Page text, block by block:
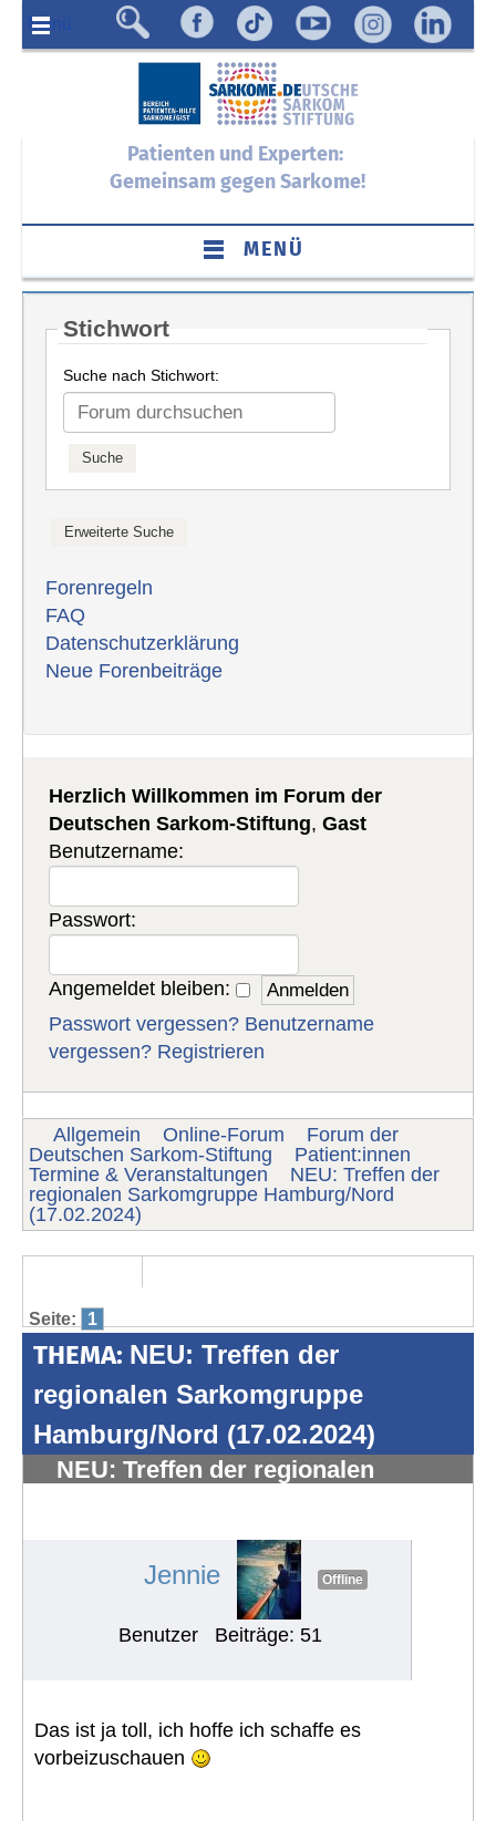
Menü
Patienten und Experten:
Gemeinsam gegen Sarkome!
MENÜ
Stichwort
Suche nach Stichwort:
Forenregeln
FAQ
Datenschutzerklärung
Neue Forenbeiträge
Herzlich Willkommen im Forum der
Deutschen Sarkom-Stiftung,Gast
Benutzername:
Passwort:
Angemeldet bleiben:
Passwort vergessen? Benutzername
vergessen? Registrieren
Allgemein Online-Forum
Forum der
Deutschen Sarkom-Stiftung
Patient:innen
Termine & Veranstaltungen
NEU: Treffen der
regionalen Sarkomgruppe Hamburg/Nord
(17.02.2024)
Seite: 1
THEMA: NEU: Treffen der
regionalen Sarkomgruppe
Hamburg/Nord (17.02.2024)
NEU: Treffen der regionalen
Jennie Offline
Benutzer Beiträge: 51
Das ist ja toll, ich hoffe ich schaffe es
vorbeizuschauen